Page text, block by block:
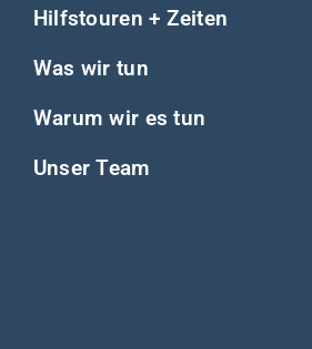
Hilfstouren + Zeiten
Was wir tun
Warum wir es tun
Unser Team